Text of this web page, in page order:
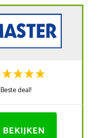
Beste deal!
BEKIJKEN